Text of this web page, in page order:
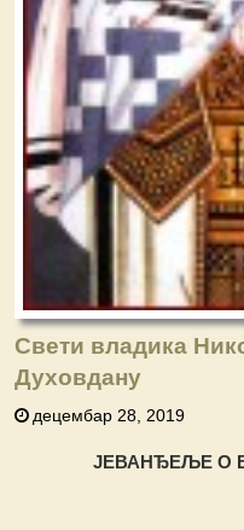
Свети владика
Духовдану
децембар 28, 2019
ЈЕВАНЂЕЉЕ О